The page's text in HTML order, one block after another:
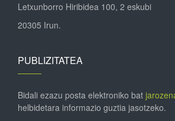
Letxunborro Hiribidea 100, 2 eskubi
20305 Irun.
PUBLIZITATEA
Bidali ezazu posta elektroniko bat
helbidetara informazio guztia jasotzeko.